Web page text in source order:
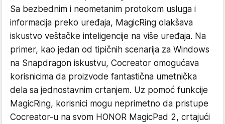
Sa bezbednim i neometanim protokom usluga i
informacija preko uređaja, MagicRing olakšava
iskustvo veštačke inteligencije na više uređaja. Na
primer, kao jedan od tipičnih scenarija za Windows
na Snapdragon iskustvu, Cocreator omogućava
korisnicima da proizvode fantastična umetnička
dela sa jednostavnim crtanjem. Uz pomoć funkcije
MagicRing, korisnici mogu neprimetno da pristupe
Cocreator-u na svom HONOR MagicPad 2, crtajući